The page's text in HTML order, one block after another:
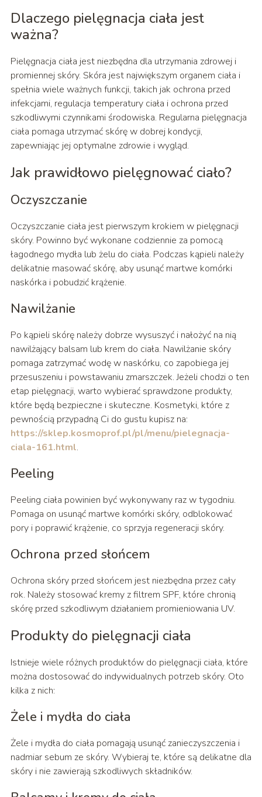
Dlaczego pielęgnacja ciała jest
ważna?
Pielęgnacja ciała jest niezbędna dla utrzymania zdrowej i
promiennej skóry. Skóra jest największym organem ciała i
spełnia wiele ważnych funkcji, takich jak ochrona przed
infekcjami, regulacja temperatury ciała i ochrona przed
szkodliwymi czynnikami środowiska. Regularna pielęgnacja
ciała pomaga utrzymać skórę w dobrej kondycji,
zapewniając jej optymalne zdrowie i wygląd.
Jak prawidłowo pielęgnować ciało?
Oczyszczanie
Oczyszczanie ciała jest pierwszym krokiem w pielęgnacji
skóry. Powinno być wykonane codziennie za pomocą
łagodnego mydła lub żelu do ciała. Podczas kąpieli należy
delikatnie masować skórę, aby usunąć martwe komórki
naskórka i pobudzić krążenie.
Nawilżanie
Po kąpieli skórę należy dobrze wysuszyć i nałożyć na nią
nawilżający balsam lub krem do ciała. Nawilżanie skóry
pomaga zatrzymać wodę w naskórku, co zapobiega jej
przesuszeniu i powstawaniu zmarszczek. Jeżeli chodzi o ten
etap pielęgnacji, warto wybierać sprawdzone produkty,
które będą bezpieczne i skuteczne. Kosmetyki, które z
pewnością przypadną Ci do gustu kupisz na:
https://sklep.kosmoprof.pl/pl/menu/pielegnacja-
ciala-161.html.
Peeling
Peeling ciała powinien być wykonywany raz w tygodniu.
Pomaga on usunąć martwe komórki skóry, odblokować
pory i poprawić krążenie, co sprzyja regeneracji skóry.
Ochrona przed słońcem
Ochrona skóry przed słońcem jest niezbędna przez cały
rok. Należy stosować kremy z filtrem SPF, które chronią
skórę przed szkodliwym działaniem promieniowania UV.
Produkty do pielęgnacji ciała
Istnieje wiele różnych produktów do pielęgnacji ciała, które
można dostosować do indywidualnych potrzeb skóry. Oto
kilka z nich:
Żele i mydła do ciała
Żele i mydła do ciała pomagają usunąć zanieczyszczenia i
nadmiar sebum ze skóry. Wybieraj te, które są delikatne dla
skóry i nie zawierają szkodliwych składników.